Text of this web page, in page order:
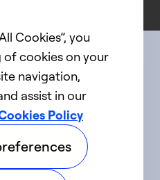
with us
facebookyoutube
Cookies”, you
cookies on your
navigation,
assist in our
Policy